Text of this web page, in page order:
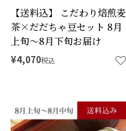
【送料込】 こだわり焙煎麦
茶×だだちゃ豆セット 8月
上旬～8月下旬お届け
¥4,070税込